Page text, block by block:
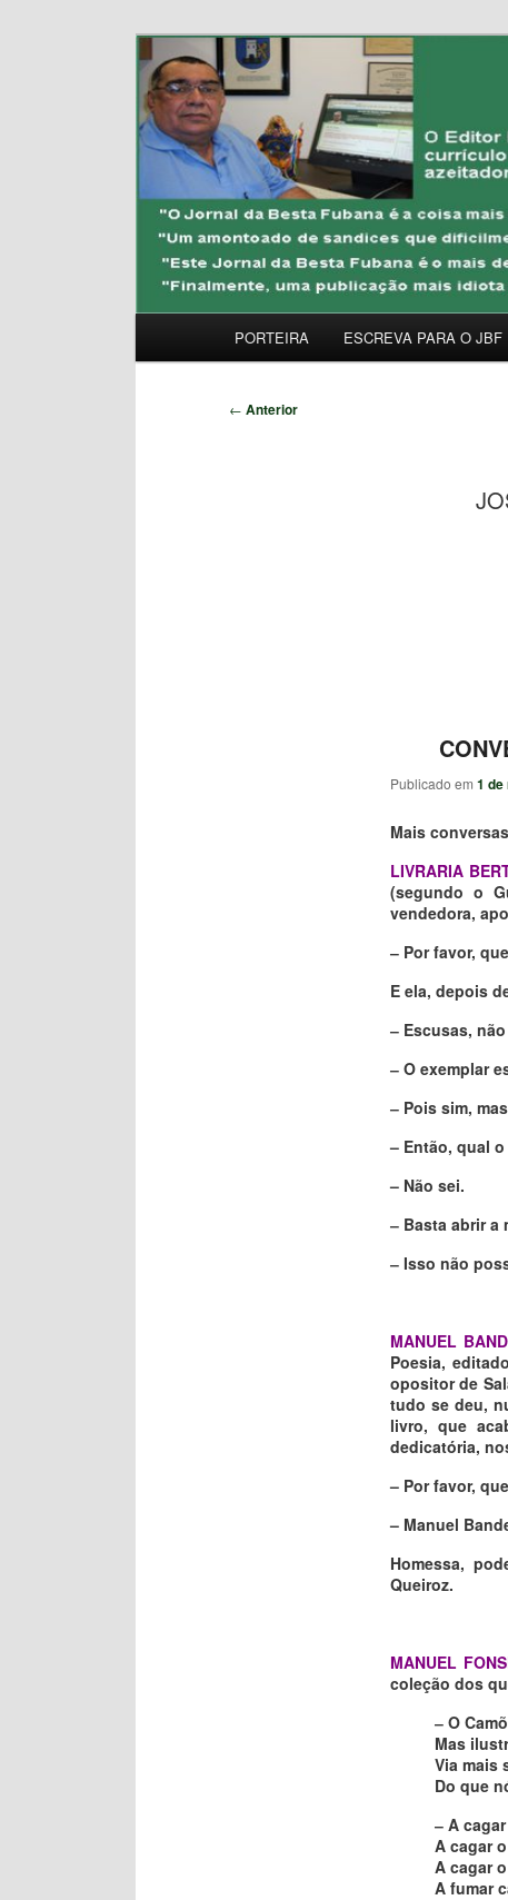
JORNAL DA BESTA
Uma Gazeta Escrota
PORTEIRA ESCREVA PARA O JBF
Navegação
← Anterior
Publicado em 1 de
Mais
LIVRARIA
(segundo o
vendedora,
‒ Por favor,
E ela, depois
‒ Escusas,
‒ O exemplar
‒ Pois sim,
– Então, qual
– Não sei.
‒ Basta abrir a
‒ Isso não
MANUEL
Poesia,
opositor de
tudo se deu,
livro, que
dedicatória,
– Por favor,
– Manuel
Homessa,
Queiroz.
MANUEL
coleção dos
‒ O
Mas
Via mais
Do que
‒ A
A cagar
A cagar
A fumar